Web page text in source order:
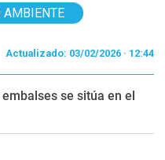
AMBIENTE
Actualizado: 03/02/2026 · 12:44
se sitúa en el